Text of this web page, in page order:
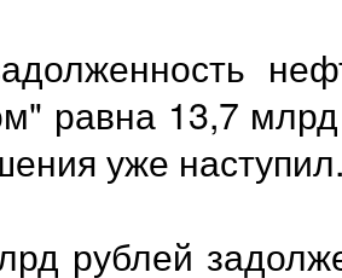
равна 13,7
уже
рублей